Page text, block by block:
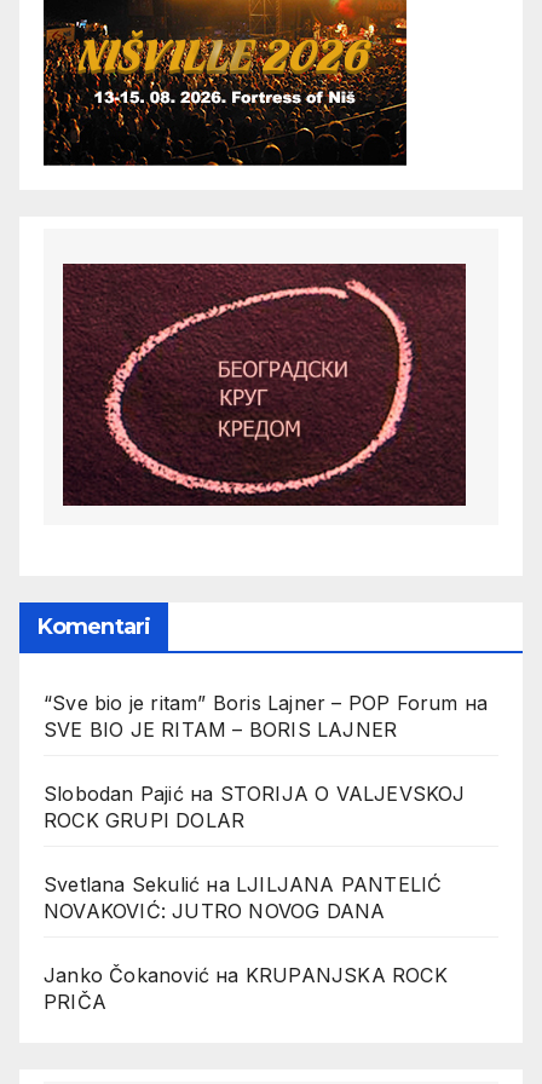
Komentari
“Sve bio je ritam” Boris Lajner – POP Forum на
SVE BIO JE RITAM – BORIS LAJNER
Slobodan Pajićна STORIJA O VALJEVSKOJ
ROCK GRUPI DOLAR
Svetlana Sekulić на LJILJANA PANTELIĆ
NOVAKOVIĆ: JUTRO NOVOG DANA
Janko Čokanović на KRUPANJSKA ROCK
PRIČA